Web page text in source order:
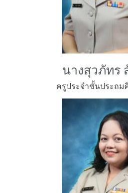
นางสุวภัทร
ครูประจำชั้นประถม